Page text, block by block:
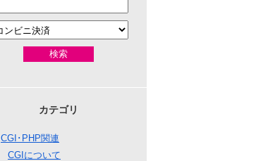
検索
カテゴリ
CGI･PHP関連
CGIについて